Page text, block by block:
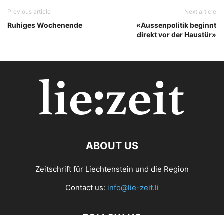
Previous article
Ruhiges Wochenende
Next article
«Aussenpolitik beginnt
direkt vor der Haustür»
ABOUT US
Zeitschrift für Liechtenstein und die Region
Contact us: info@lie-zeit.li